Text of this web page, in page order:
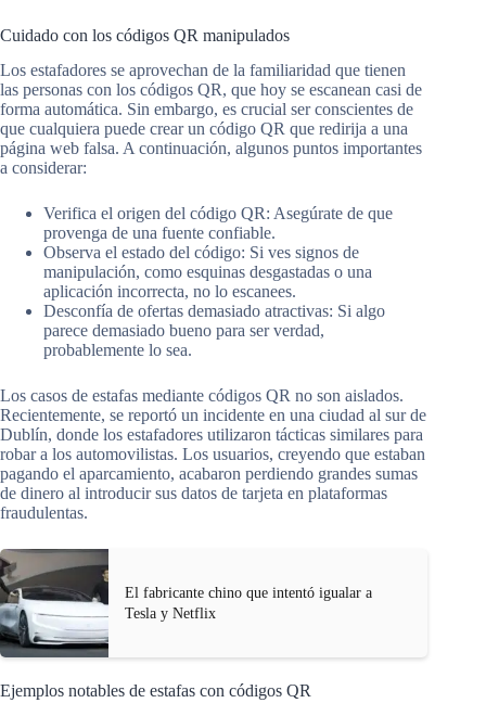
Cuidado con los códigos QR manipulados
Los estafadores se aprovechan de la familiaridad que tienen
las personas con los códigos QR, que hoy se escanean casi de
forma automática. Sin embargo, es crucial ser conscientes de
que cualquiera puede crear un código QR que redirija a una
página web falsa. A continuación, algunos puntos importantes
a considerar:
Verifica el origen del código QR: Asegúrate de que
provenga de una fuente confiable.
Observa el estado del código: Si ves signos de
manipulación, como esquinas desgastadas o una
aplicación incorrecta, no lo escanees.
Desconfía de ofertas demasiado atractivas: Si algo
parece demasiado bueno para ser verdad,
probablemente lo sea.
Los casos de estafas mediante códigos QR no son aislados.
Recientemente, se reportó un incidente en una ciudad al sur de
Dublín, donde los estafadores utilizaron tácticas similares para
robar a los automovilistas. Los usuarios, creyendo que estaban
pagando el aparcamiento, acabaron perdiendo grandes sumas
de dinero al introducir sus datos de tarjeta en plataformas
fraudulentas.
El fabricante chino que intentó igualar a
Tesla y Netflix
Ejemplos notables de estafas con códigos QR